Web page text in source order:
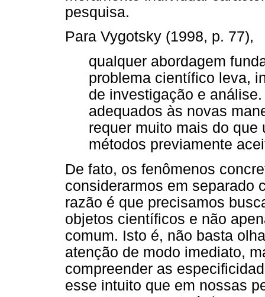
pesquisa.
Para Vygotsky (1998, p. 77),
qualquer abordagem
problema científico leva,
de investigação e
adequados às novas
requer muito mais do
métodos previamente
De fato, os fenômenos
considerarmos em separado
razão é que precisamos
objetos científicos e não
comum. Isto é, não basta
atenção de modo imediato,
compreender as
esse intuito que em nossas